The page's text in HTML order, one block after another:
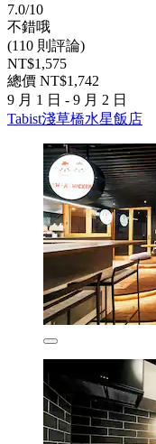
7.0/10
不錯哦
(110 則評論)
NT$1,575
總價 NT$1,742
9 月 1 日 - 9 月 2 日
Tabist淺草橋水星飯店